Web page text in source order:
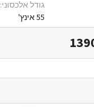
גודל אלכסוני:
55 אינץ'